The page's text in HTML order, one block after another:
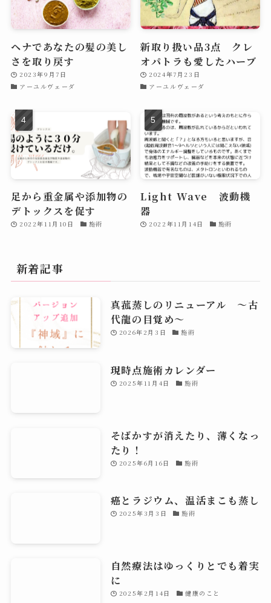
ヘナであなたの髪の美し
さを取り戻す
2023年9月7日
アーユルヴェーダ
新取り扱い品3点 クレ
オパトラも愛したハーブ
2024年7月23日
アーユルヴェーダ
足から重金属や添加物の
デトックスを促す
2022年11月10日 施術
Light Wave 波動機
器
2022年11月14日 施術
新着記事
真菰蒸しのリニューアル 〜古
代龍の目覚め～
2026年2月3日 施術
現時点施術カレンダー
2025年11月4日 施術
そばかすが消えたり、薄くなっ
たり！
2025年6月16日 施術
癌とラジウム、温活まこも蒸し
2025年3月3日 施術
自然療法はゆっくりとでも着実
に
2025年2月14日 健康のこと